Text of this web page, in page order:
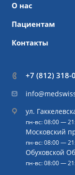
О нас
Пациентам
Контакты
+7 (812) 318-
ул.
пн-вс: 08:00 —
Московский
пн-вс: 08:00 —
Обуховской
пн-вс: 08:00 —